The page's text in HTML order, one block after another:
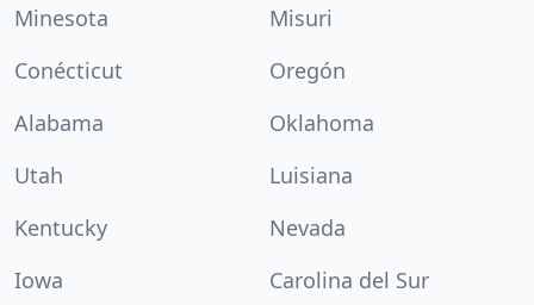
Minesota
Misuri
Conécticut
Oregón
Alabama
Oklahoma
Utah
Luisiana
Kentucky
Nevada
Iowa
Carolina del Sur